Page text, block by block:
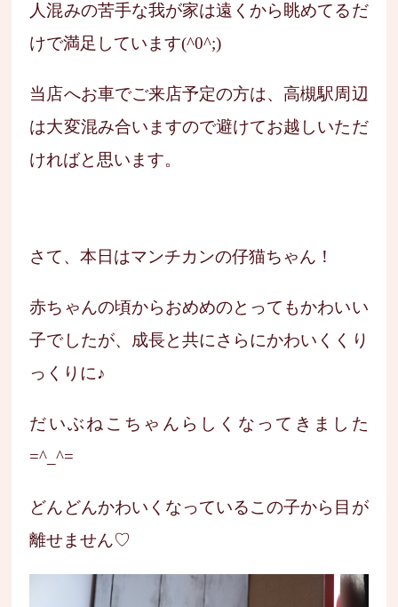
人混みの苦手な我が家は遠くから眺めてるだ
けで満足しています(^0^;)
当店へお車でご来店予定の方は、高槻駅周辺
は大変混み合いますので避けてお越しいただ
ければと思います。
さて、本日はマンチカンの仔猫ちゃん！
赤ちゃんの頃からおめめのとってもかわいい
子でしたが、成長と共にさらにかわいくくり
っくりに♪
だいぶねこちゃんらしくなってきました
=^_^=
どんどんかわいくなっているこの子から目が
離せません♡